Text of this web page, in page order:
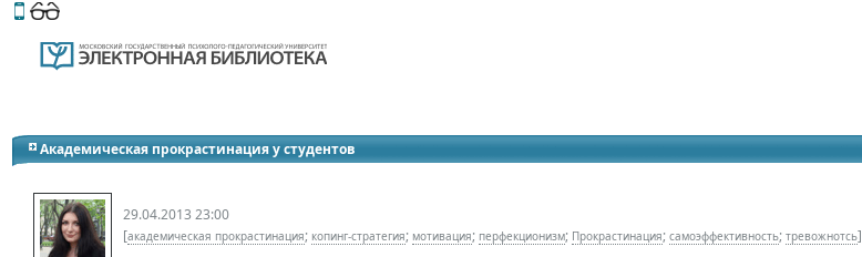
Этот сайт поддерживает
Академическая прокрастинация у студентов
29.04.2013 23:00
[академическая прокрастинация; копинг-стратегия; мотивация; перфекционизм; Прокрастинация; самоэффективность; тревожнотсь]